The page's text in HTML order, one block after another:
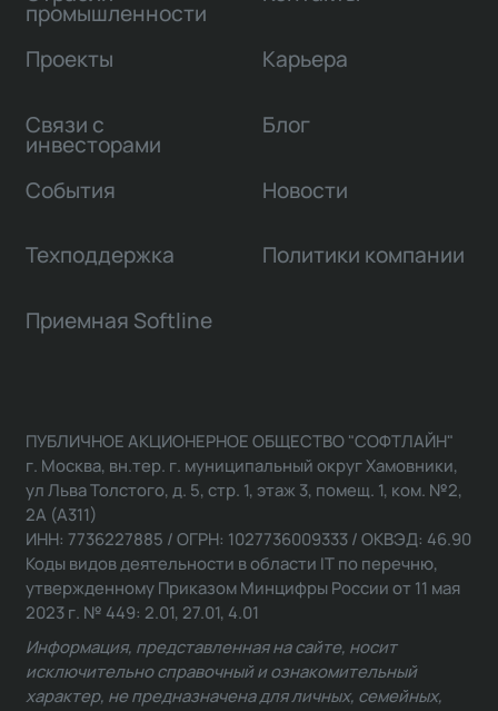
промышленности
Проекты
Связи с
инвесторами
Карьера
Блог
События Новости
Техподдержка Политики компании
Приемная Softline
ПУБЛИЧНОЕ АКЦИОНЕРНОЕ ОБЩЕСТВО "СОФТЛАЙН"
г. Москва, вн.тер. г. муниципальный округ Хамовники,
ул Льва Толстого, д. 5, стр. 1, этаж 3, помещ. 1, ком. №2,
2А (А311)
ИНН: 7736227885 / ОГРН: 1027736009333 / ОКВЭД: 46.90
Коды видов деятельности в области IT по перечню,
утвержденному Приказом Минцифры России от 11 мая
2023 г. № 449: 2.01, 27.01, 4.01
Информация, представленная на сайте, носит
исключительно справочный и ознакомительный
характер, не предназначена для личных, семейных,